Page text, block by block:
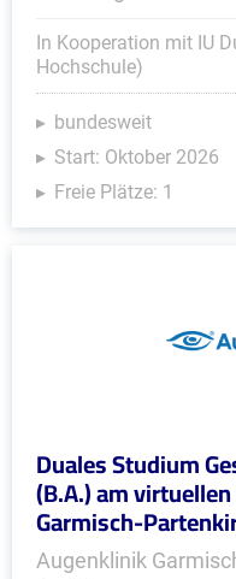
In Kooperation mit IU
Hochschule)
bundesweit
Start: Oktober 2026
Freie Plätze: 1
Duales Studium
(B.A.) am
Garmisch-
Augenklinik